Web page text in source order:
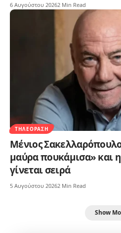
6 Αυγούστου 20262 Min Read
ΤΗΛΕΌΡΑΣΗ
Μένιος
μαύρα πουκάμισα» και
γίνεται σειρά
5 Αυγούστου 20262 Min Read
Show